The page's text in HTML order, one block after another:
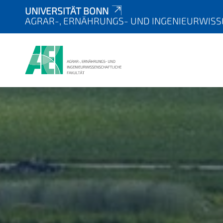
UNIVERSITÄT BONN
AGRAR-, ERNÄHRUNGS- UND